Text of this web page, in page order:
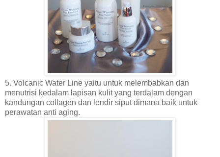
5. Volcanic Water Line yaitu untuk melembabkan dan
menutrisi kedalam lapisan kulit yang terdalam dengan
kandungan collagen dan lendir siput dimana baik untuk
perawatan anti aging.